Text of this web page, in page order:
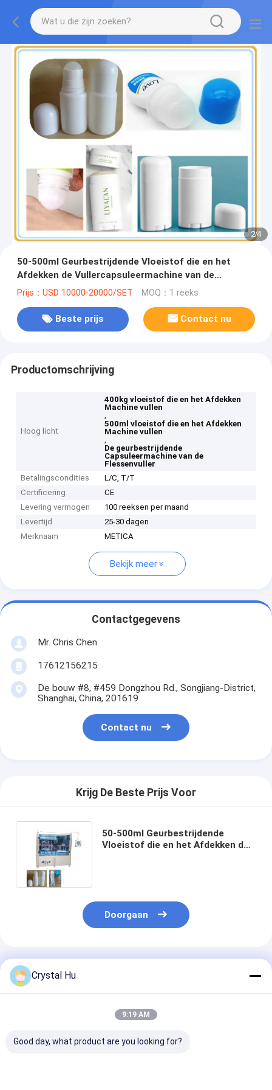
2/4
50-500ml Geurbestrijdende Vloeistof die en het
Afdekken de Vullercapsuleermachine van de
Machinefles vullen
Prijs：USD 10000-20000/SET MOQ：1 reeks
Beste prijs Contact nu
Productomschrijving
Hoog licht
400kg vloeistof die en het Afdekken
Machine vullen
,
500ml vloeistof die en het Afdekken
Machine vullen
,
De geurbestrijdende
Capsuleermachine van de
Flessenvuller
Betalingscondities
L/C, T/T
Certificering
CE
Levering vermogen
100 reeksen per maand
Levertijd
25-30 dagen
Merknaam
METICA
Bekijk meer
Contactgegevens
Mr. Chris Chen
17612156215
De bouw #8, #459 Dongzhou Rd., Songjiang-District,
Shanghai, China, 201619
Contact nu
Krijg De Beste Prijs Voor
50-500ml Geurbestrijdende
Vloeistof die en het Afdekken de
Doorgaan
Geadviseerde Producten
Crystal Hu
9:19 AM
Good day, what product are you looking for?